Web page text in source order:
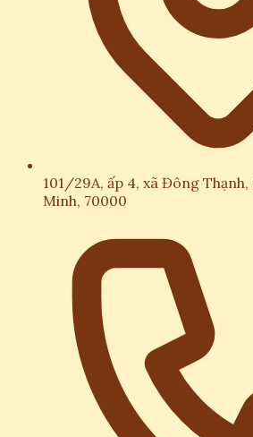
101/29A, ấp 4, xã Đông
Minh, 70000